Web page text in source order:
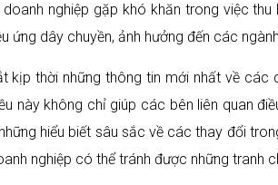
doanh nghiệp gặp khó khăn trong việc
ứng dây chuyền, ảnh hưởng đến các
kịp thời những thông tin mới nhất về các
này không chỉ giúp các bên liên quan
hiểu biết sâu sắc về các thay đổi
nghiệp có thể tránh được những tranh